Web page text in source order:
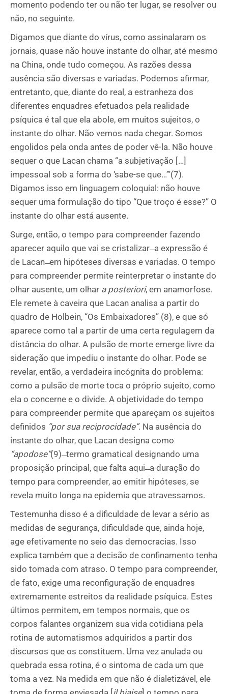
momento podendo ter ou não ter lugar, se resolver ou
não, no seguinte.
Digamos que diante do vírus, como assinalaram os
jornais, quase não houve instante do olhar, até mesmo
na China, onde tudo começou. As razões dessa
ausência são diversas e variadas. Podemos afirmar,
entretanto, que, diante do real, a estranheza dos
diferentes enquadres efetuados pela realidade
psíquica é tal que ela abole, em muitos sujeitos, o
instante do olhar. Não vemos nada chegar. Somos
engolidos pela onda antes de poder vê-la. Não houve
sequer o que Lacan chama “a subjetivação […]
impessoal sob a forma do ‘sabe-se que…’”(7).
Digamos isso em linguagem coloquial: não houve
sequer uma formulação do tipo “Que troço é esse?” O
instante do olhar está ausente.
Surge, então, o tempo para compreender fazendo
aparecer aquilo que vai se cristalizar ̶ a expressão é
de Lacan ̶ em hipóteses diversas e variadas. O tempo
para compreender permite reinterpretar o instante do
olhar ausente, um olhar a posteriori, em anamorfose.
Ele remete à caveira que Lacan analisa a partir do
quadro de Holbein, “Os Embaixadores” (8), e que só
aparece como tal a partir de uma certa regulagem da
distância do olhar. A pulsão de morte emerge livre da
sideração que impediu o instante do olhar. Pode se
revelar, então, a verdadeira incógnita do problema:
como a pulsão de morte toca o próprio sujeito, como
ela o concerne e o divide. A objetividade do tempo
para compreender permite que apareçam os sujeitos
definidos “por sua reciprocidade”. Na ausência do
instante do olhar, que Lacan designa como
“apodose”(9) ̶ termo gramatical designando uma
proposição principal, que falta aqui ̶ a duração do
tempo para compreender, ao emitir hipóteses, se
revela muito longa na epidemia que atravessamos.
Testemunha disso é a dificuldade de levar a sério as
medidas de segurança, dificuldade que, ainda hoje,
age efetivamente no seio das democracias. Isso
explica também que a decisão de confinamento tenha
sido tomada com atraso. O tempo para compreender,
de fato, exige uma reconfiguração de enquadres
extremamente estreitos da realidade psíquica. Estes
últimos permitem, em tempos normais, que os
corpos falantes organizem sua vida cotidiana pela
rotina de automatismos adquiridos a partir dos
discursos que os constituem. Uma vez anulada ou
quebrada essa rotina, é o sintoma de cada um que
toma a vez. Na medida em que não é dialetizável, ele